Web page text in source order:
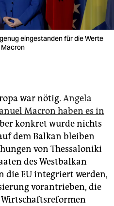
eingestanden für die Werte
Macron
war nötig. Angela
Macron haben es in
konkret wurde nichts
dem Balkan bleiben
von Thessaloniki
des Westbalkan
die EU integriert werden,
vorantrieben, die